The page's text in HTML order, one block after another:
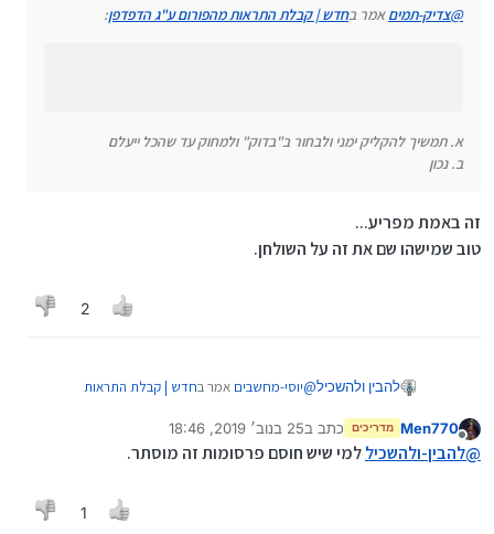
ב. זה עוזר רק עד הטעינה מחדש/ההודעה
שהכל ייעלם
ב. נכון
@צדיק-תמיםאמר בחדש | קבלת התראות מהפורום ע"ג הדפדפן:
א. תמשיך להקליק ימני ולבחור ב"בדוק" ולמחוק עד שהכל ייעלם
ב. נכון
זה באמת מפריע...
טוב שמישהו שם את זה על השולחן.
2
להבין ולהשכיל@יוסי-מחשבים אמר בחדש | קבלת התראות
@צדיק-תמיםאמר בחדש | קבלת התראות
טוב שמישהו שם את זה על השולחן.
מנותק
Men770 מדריכים כתב ב25 בנוב׳ 2019, 18:46
נערך לאחרונה על ידי
@להבין-ולהשכיללמי שיש חוסם פרסומות זה מוסתר.
1